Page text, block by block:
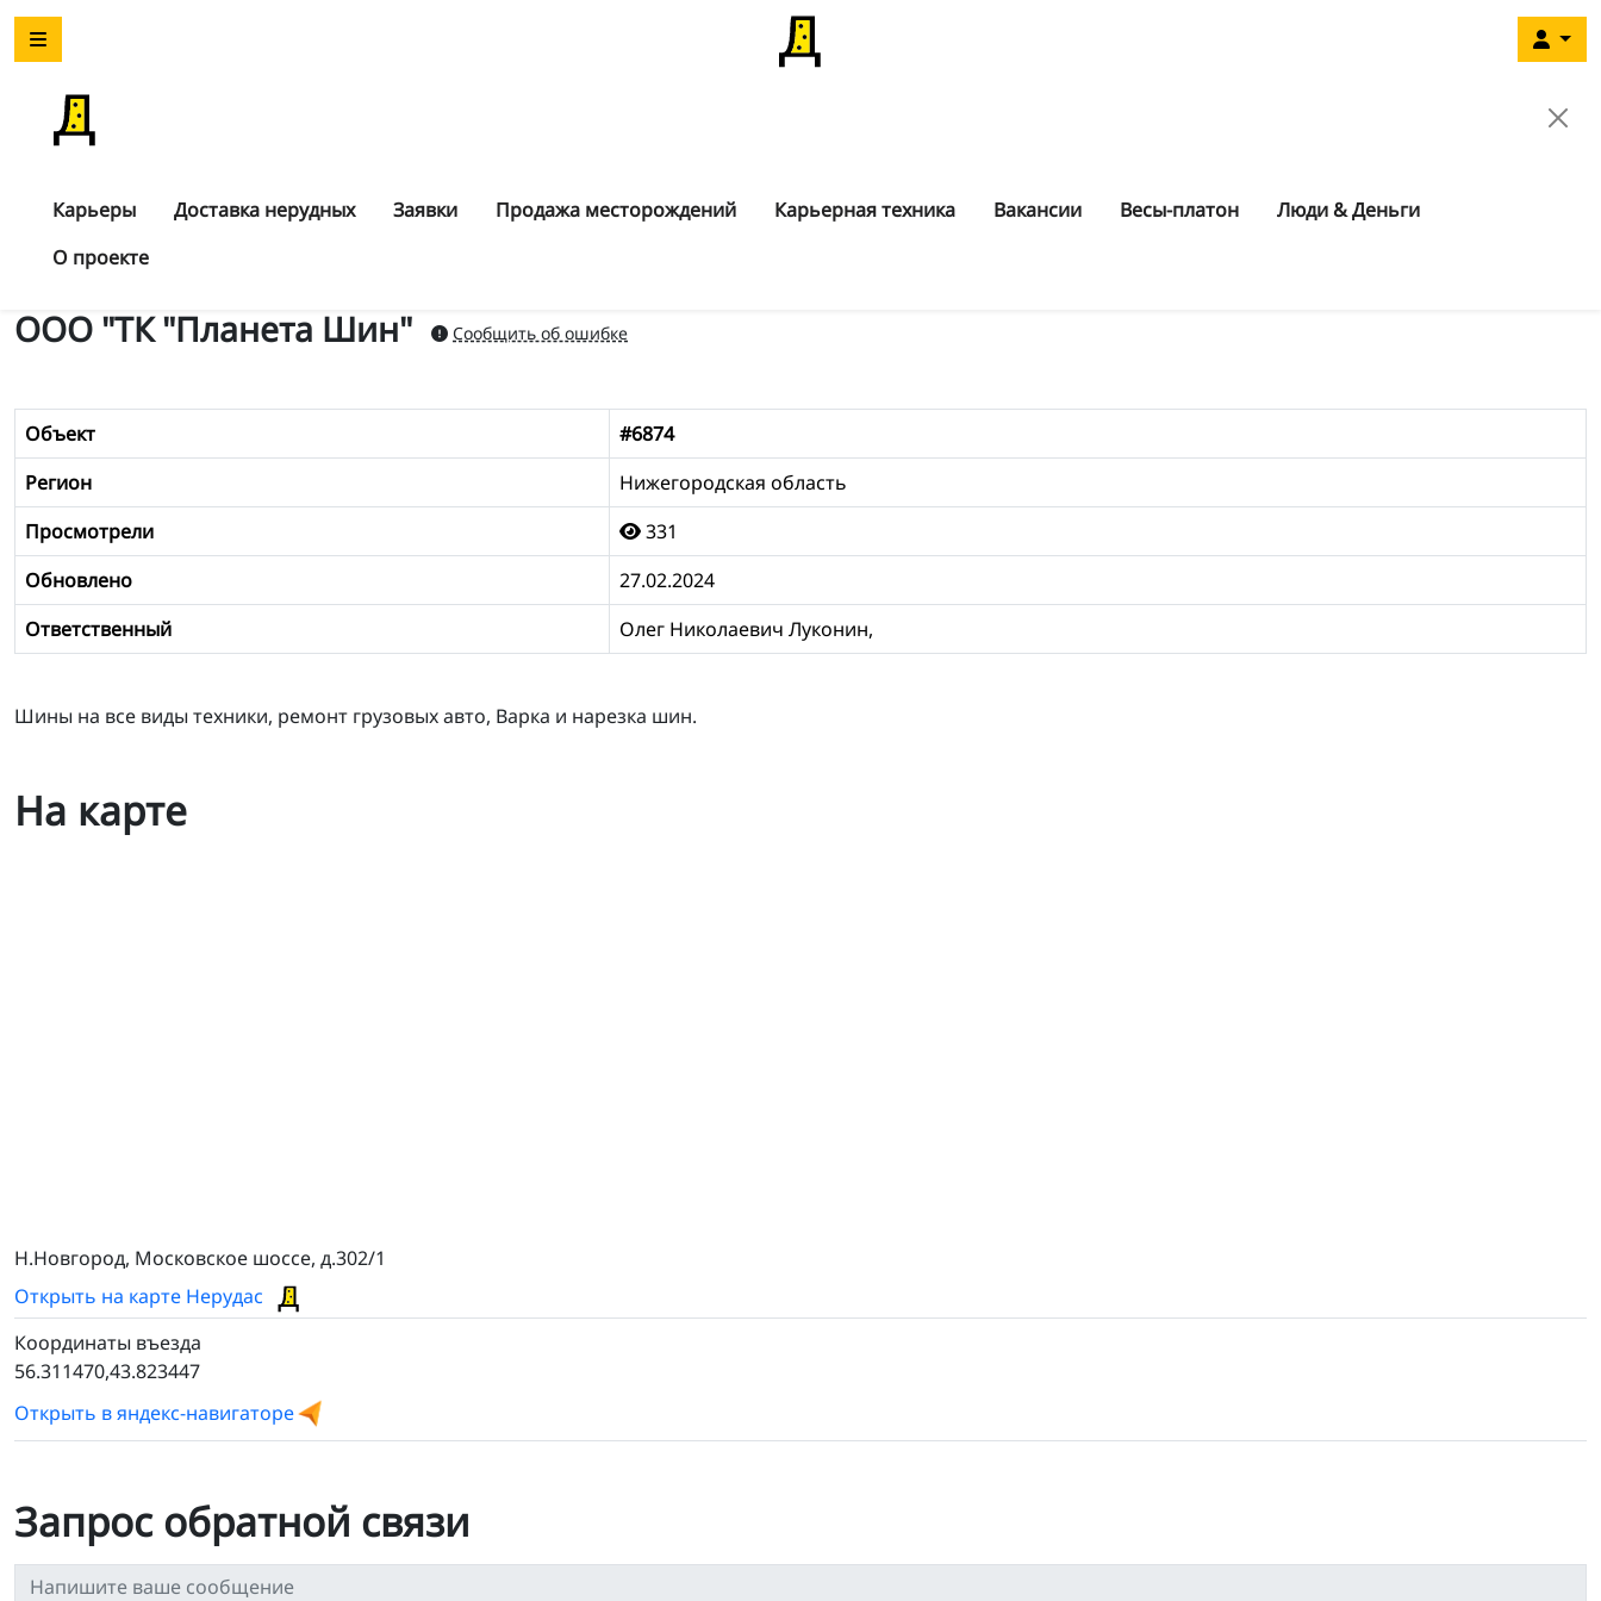
Карьеры Доставка нерудных Заявки Продажа месторождений Карьерная техника Вакансии Весы-платон
Люди & Деньги
О проекте
ООО "ТК "Планета Шин" Сообщить об ошибке
Объект
#6874
Регион
Нижегородская область
Просмотрели
331
Обновлено
27.02.2024
Ответственный
Олег Николаевич Луконин,
Шины на все виды техники, ремонт грузовых авто, Варка и нарезка шин.
На карте
Н.Новгород, Московское шоссе, д.302/1
Открыть на карте Нерудас
Координаты въезда
56.311470,43.823447
Открыть в яндекс-навигаторе
Запрос обратной связи